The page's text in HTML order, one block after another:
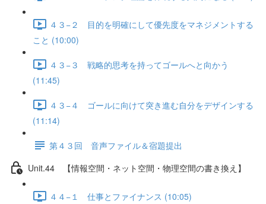
４３−２ 目的を明確にして優先度をマネジメントする
こと (10:00)
４３−３ 戦略的思考を持ってゴールへと向かう
(11:45)
４３−４ ゴールに向けて突き進む自分をデザインする
(11:14)
第４３回 音声ファイル＆宿題提出
Unit.44 【情報空間・ネット空間・物理空間の書き換え】
４４−１ 仕事とファイナンス (10:05)